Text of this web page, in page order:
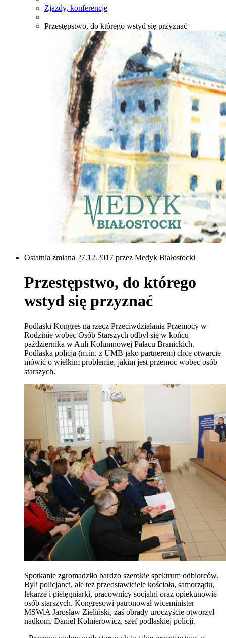
Zjazdy, konferencje
Przestępstwo, do którego wstyd się przyznać
Ostatnia zmiana 27.12.2017 przez Medyk Białostocki
Przestępstwo, do którego
wstyd się przyznać
Podlaski Kongres na rzecz Przeciwdziałania Przemocy w
Rodzinie wobec Osób Starszych odbył się w końcu
października w Auli Kolumnowej Pałacu Branickich.
Podlaska policja (m.in. z UMB jako partnerem) chce otwarcie
mówić o wielkim problemie, jakim jest przemoc wobec osób
starszych.
Spotkanie zgromadziło bardzo szerokie spektrum odbiorców.
Byli policjanci, ale też przedstawiciele kościoła, samorządu,
lekarze i pielęgniarki, pracownicy socjalni oraz opiekunowie
osób starszych. Kongresowi patronował wiceminister
MSWiA Jarosław Zieliński, zaś obrady uroczyście otworzył
nadkom. Daniel Kołnierowicz, szef podlaskiej policji.